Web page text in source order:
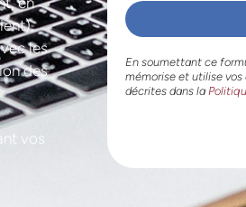
les
des
vos
En soumettant ce
mémorise et utilise vos
décrites dans la